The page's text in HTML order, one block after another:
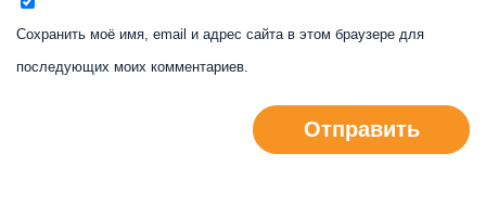
Сохранить моё имя, email и адрес сайта в этом браузере для
последующих моих комментариев.
Отправить